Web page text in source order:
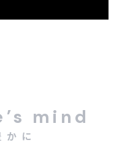
mind
かに